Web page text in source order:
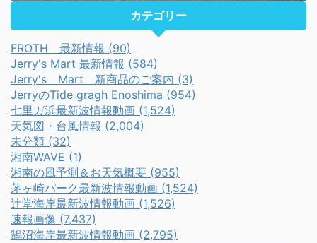
カテゴリー
FROTH 最新情報 (90)
Jerry's Mart 最新情報 (584)
Jerry's Mart 新商品のご案内 (3)
JerryのTide gragh Enoshima (954)
七里ガ浜最新波情報動画 (1,524)
天気図・台風情報 (2,004)
未分類 (32)
湘南WAVE (1)
湘南の風予測＆お天気概要 (955)
茅ヶ崎パーク最新波情報動画 (1,524)
辻堂海岸最新波情報動画 (1,526)
速報画像 (7,437)
鵠沼海岸最新波情報動画 (2,795)